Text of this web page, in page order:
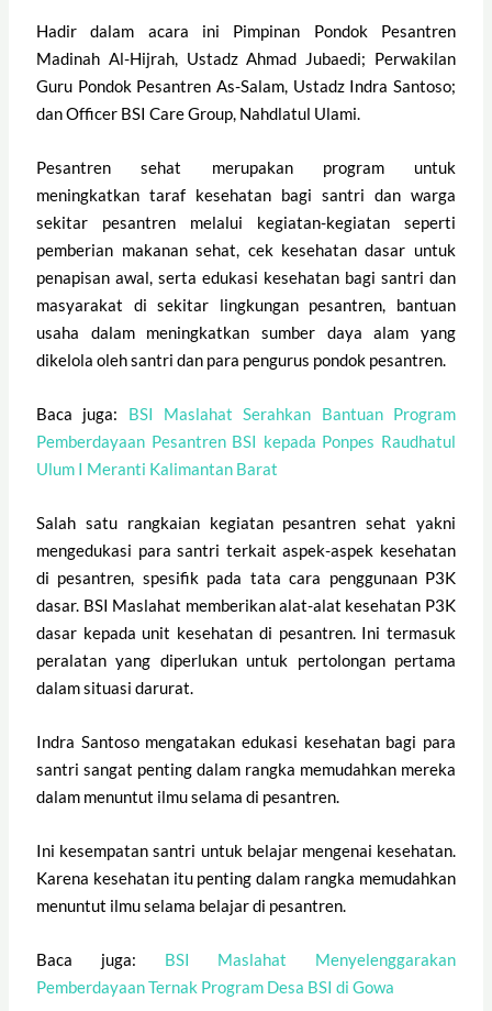
Hadir dalam acara ini Pimpinan Pondok Pesantren
Madinah Al-Hijrah, Ustadz Ahmad Jubaedi; Perwakilan
Guru Pondok Pesantren As-Salam, Ustadz Indra Santoso;
dan Officer BSI Care Group, Nahdlatul Ulami.
Pesantren sehat merupakan program untuk
meningkatkan taraf kesehatan bagi santri dan warga
sekitar pesantren melalui kegiatan-kegiatan seperti
pemberian makanan sehat, cek kesehatan dasar untuk
penapisan awal, serta edukasi kesehatan bagi santri dan
masyarakat di sekitar lingkungan pesantren, bantuan
usaha dalam meningkatkan sumber daya alam yang
dikelola oleh santri dan para pengurus pondok pesantren.
Baca juga: BSI Maslahat Serahkan Bantuan Program
Pemberdayaan Pesantren BSI kepada Ponpes Raudhatul
Ulum I Meranti Kalimantan Barat
Salah satu rangkaian kegiatan pesantren sehat yakni
mengedukasi para santri terkait aspek-aspek kesehatan
di pesantren, spesifik pada tata cara penggunaan P3K
dasar. BSI Maslahat memberikan alat-alat kesehatan P3K
dasar kepada unit kesehatan di pesantren. Ini termasuk
peralatan yang diperlukan untuk pertolongan pertama
dalam situasi darurat.
Indra Santoso mengatakan edukasi kesehatan bagi para
santri sangat penting dalam rangka memudahkan mereka
dalam menuntut ilmu selama di pesantren.
Ini kesempatan santri untuk belajar mengenai kesehatan.
Karena kesehatan itu penting dalam rangka memudahkan
menuntut ilmu selama belajar di pesantren.
Baca juga: BSI Maslahat Menyelenggarakan
Pemberdayaan Ternak Program Desa BSI di Gowa